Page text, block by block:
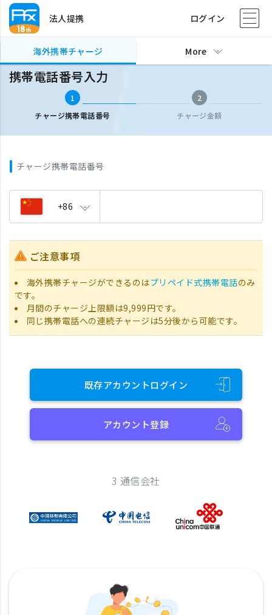
法人提携 ログイン
海外携帯チャージ More
海外携帯チャージ 携帯電話番号入力
携帯電話番号入力
1
チャージ携帯電話番号
2
チャージ金額
チャージ携帯電話番号
+86
ご注意事項
海外携帯チャージができるのはプリペイド式携帯電話のみ
です。
月間のチャージ上限額は9,999円です。
同じ携帯電話への連続チャージは5分後から可能です。
既存アカウントログイン
アカウント登録
3 通信会社